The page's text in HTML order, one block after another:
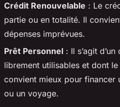
Crédit Renouvelable : Le
partie ou en totalité. Il
dépenses imprévues.
Prêt Personnel : Il s’agit
librement utilisables et dont
convient mieux pour financer
ou un voyage.